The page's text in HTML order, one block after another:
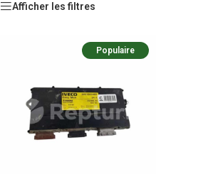
Afficher les filtres
Populaire